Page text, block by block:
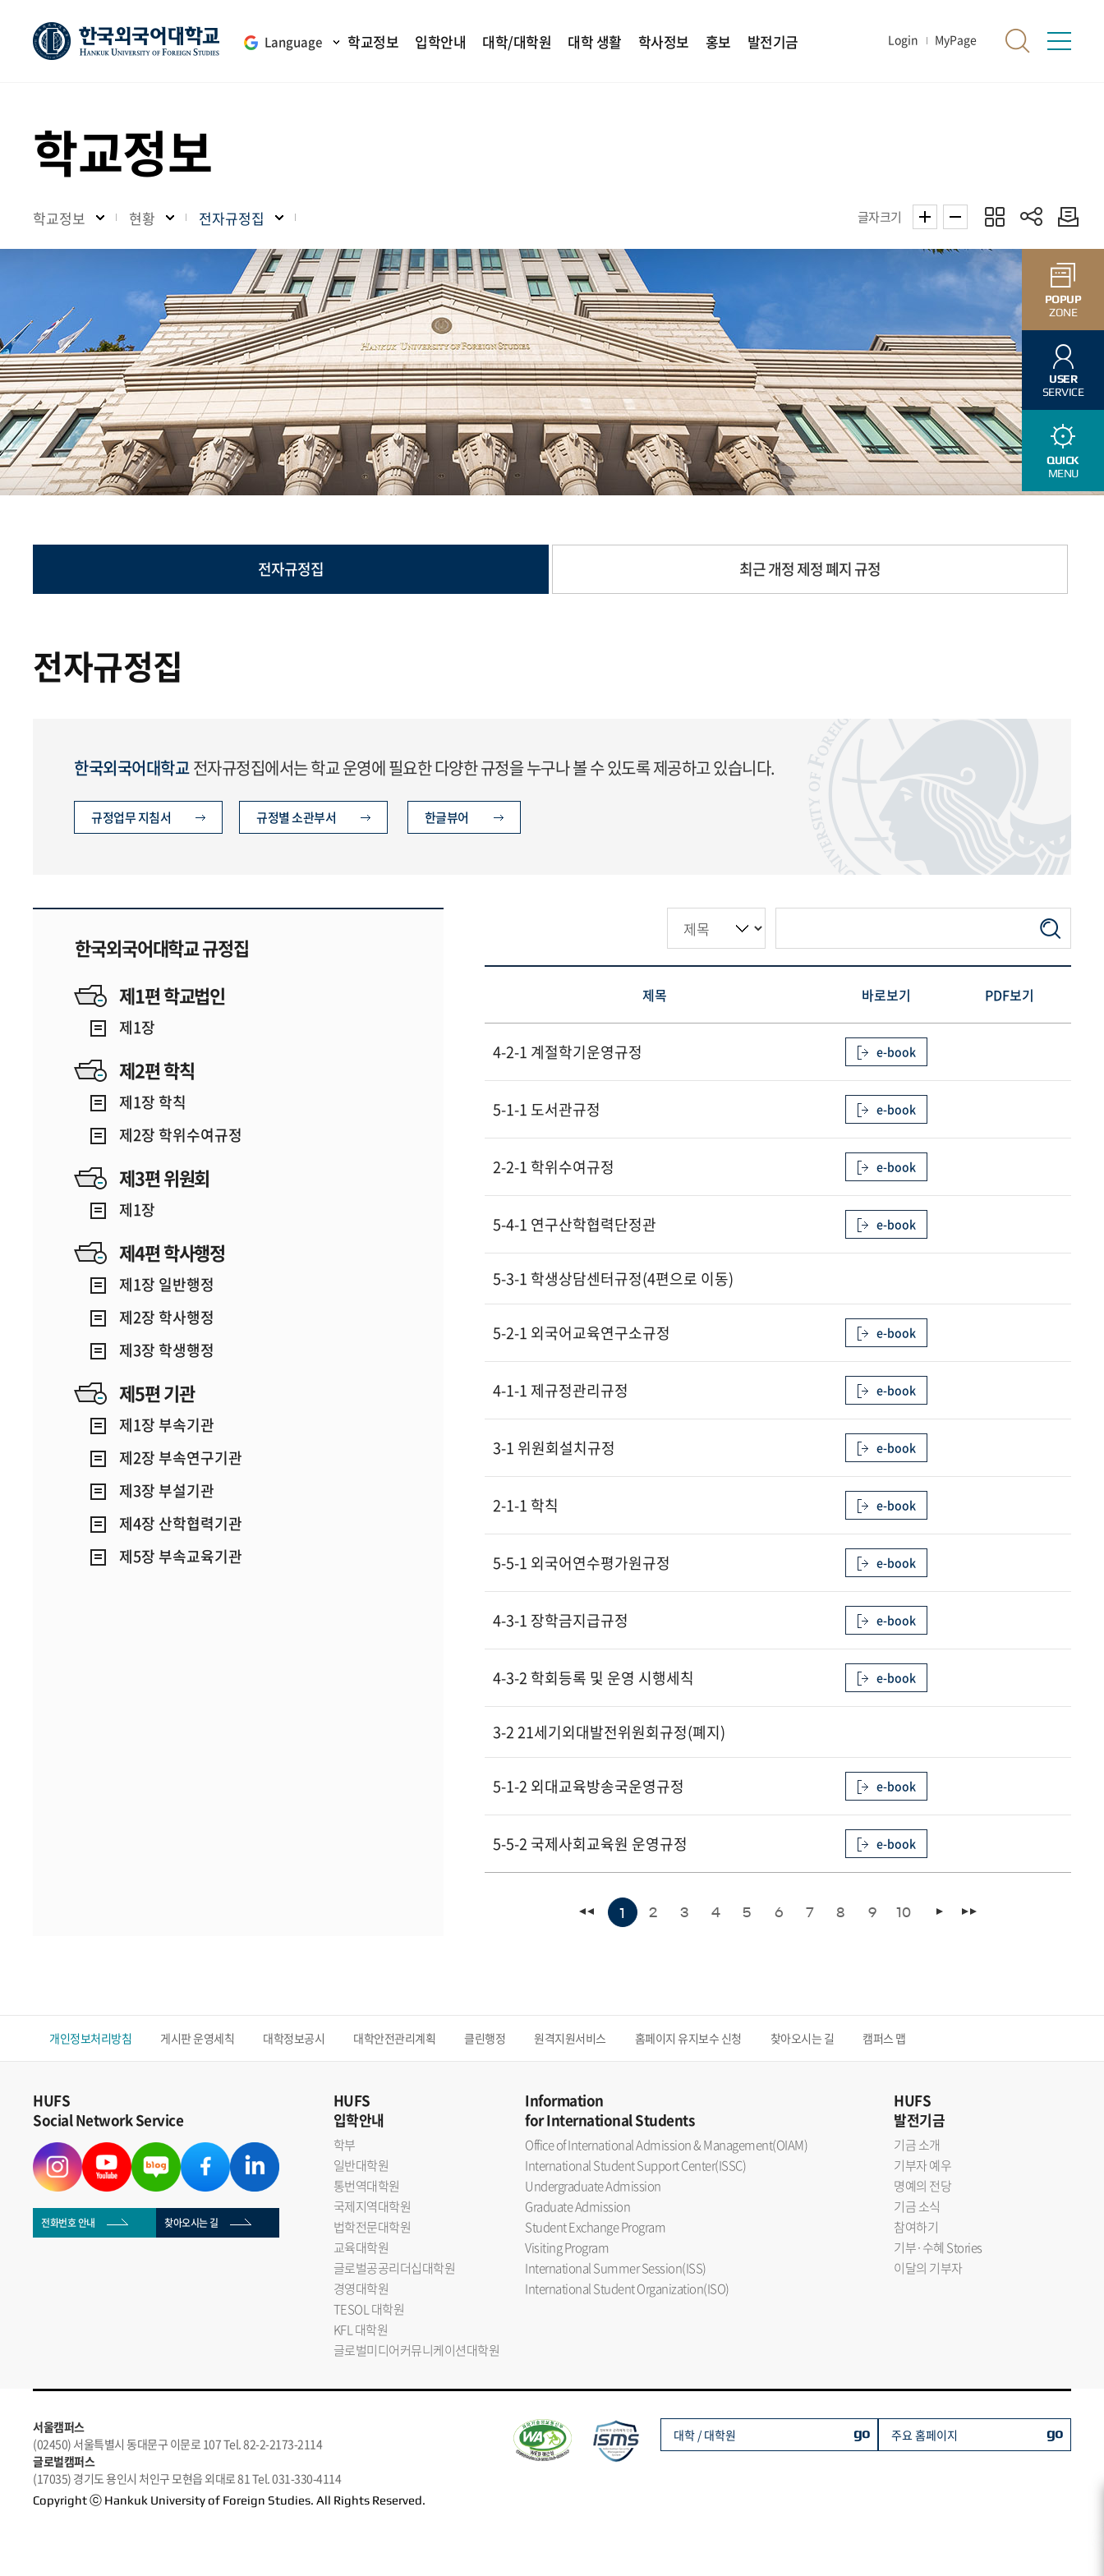
Language 학교정보 입학안내 대학/대학원 대학 생활 학사정보 홍보 발전기금 Login MyPage
POPUP
ZONE
USER
SERVICE
QUICK
MENU
학교정보
학교정보 현황 전자규정집 글자크기
전자규정집 최근 개정 제정 폐지 규정
전자규정집
한국외국어대학교전자규정집에서는 학교 운영에 필요한 다양한 규정을 누구나 볼 수 있도록 제공하고 있습니다.
규정업무 지침서 규정별 소관부서 한글뷰어
한국외국어대학교 규정집
제1편 학교법인
제1장
제2편 학칙
제1장 학칙
제2장 학위수여규정
제3편 위원회
제1장
제4편 학사행정
제1장 일반행정
제2장 학사행정
제3장 학생행정
제5편 기관
제1장 부속기관
제2장 부속연구기관
제3장 부설기관
제4장 산학협력기관
제5장 부속교육기관
제목 바로보기 PDF보기
4-2-1 계절학기운영규정 e-book
5-1-1 도서관규정 e-book
2-2-1 학위수여규정 e-book
5-4-1 연구산학협력단정관 e-book
5-3-1 학생상담센터규정(4편으로 이동)
5-2-1 외국어교육연구소규정 e-book
4-1-1 제규정관리규정 e-book
3-1 위원회설치규정 e-book
2-1-1 학칙 e-book
5-5-1 외국어연수평가원규정 e-book
4-3-1 장학금지급규정 e-book
4-3-2 학회등록 및 운영 시행세칙 e-book
3-2 21세기외대발전위원회규정(폐지)
5-1-2 외대교육방송국운영규정 e-book
5-5-2 국제사회교육원 운영규정 e-book
1 2 3 4 5 6 7 8 9 10
개인정보처리방침 게시판 운영세칙 대학정보공시 대학안전관리계획 클린행정 원격지원서비스 홈페이지 유지보수 신청 찾아오시는 길 캠퍼스 맵
HUFS
Social Network Service
전화번호 안내 찾아오시는 길
HUFS
입학안내
학부
일반대학원
통번역대학원
국제지역대학원
법학전문대학원
교육대학원
글로벌공공리더십대학원
경영대학원
TESOL 대학원
KFL 대학원
글로벌미디어커뮤니케이션대학원
Information
for International Students
Office of International Admission & Management(OIAM)
International Student Support Center(ISSC)
Undergraduate Admission
Graduate Admission
Student Exchange Program
Visiting Program
International Summer Session(ISS)
International Student Organization(ISO)
HUFS
발전기금
기금 소개
기부자 예우
명예의 전당
기금 소식
참여하기
기부·수혜 Stories
이달의 기부자
서울캠퍼스
(02450) 서울특별시 동대문구 이문로 107 Tel. 82-2-2173-2114
글로벌캠퍼스
(17035) 경기도 용인시 처인구 모현읍 외대로 81 Tel. 031-330-4114
Copyright ⓒ Hankuk University of Foreign Studies. All Rights Reserved.
대학 / 대학원 go 주요 홈페이지 go